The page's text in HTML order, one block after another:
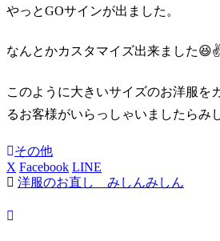
やっとGOサインが出ました。
なんとかカスタマイズ出来ました
このように大きいサイズのお洋服を
るお客様がいらっしゃいましたら
その他
X Facebook LINE
洋服のお直し みしんみしん